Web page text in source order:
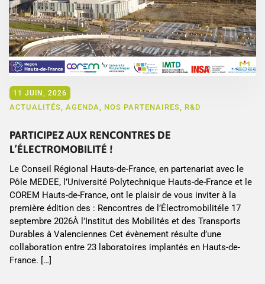
11 JUIN, 2026
ACTUALITÉS, AGENDA, NOS PARTENAIRES, R&D
PARTICIPEZ AUX RENCONTRES DE
L’ÉLECTROMOBILITÉ !
Le Conseil Régional Hauts-de-France, en partenariat avec le
Pôle MEDEE, l’Université Polytechnique Hauts-de-France et le
COREM Hauts-de-France, ont le plaisir de vous inviter à la
première édition des : Rencontres de l’Électromobilitéle 17
septembre 2026À l’Institut des Mobilités et des Transports
Durables à Valenciennes Cet évènement résulte d’une
collaboration entre 23 laboratoires implantés en Hauts-de-
France. […]